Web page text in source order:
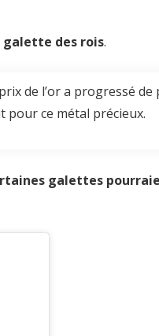
galette des rois.
de l’or a progressé de
pour ce métal précieux.
galettes